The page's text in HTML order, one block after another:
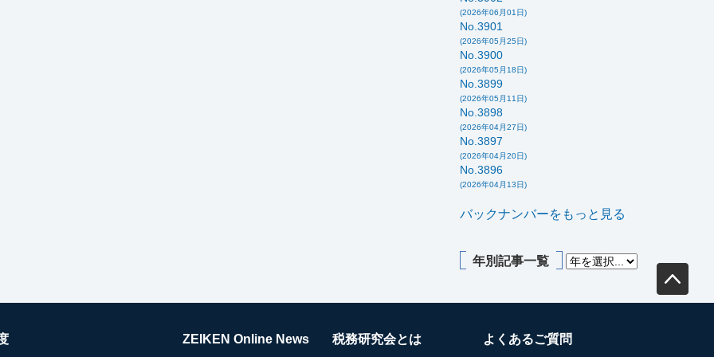
(2026年06月01日)
No.3901
(2026年05月25日)
No.3900
(2026年05月18日)
No.3899
(2026年05月11日)
No.3898
(2026年04月27日)
No.3897
(2026年04月20日)
No.3896
(2026年04月13日)
バックナンバーをもっと見る
年別記事一覧
ZEIKEN Online News 税務研究会とは よくあるご質問